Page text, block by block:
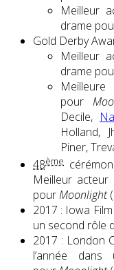
Meilleur
drame
Gold Derby
Meilleur
drame
pour
Decile,
Holland,
Piner,
48ème
Meilleur
pourMoonlight
2017 : Iowa
un second rôle
2017 : London
l’année